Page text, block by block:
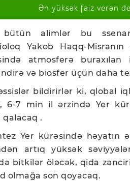
Ən yüksək faiz verən
alimlər bu
Yakob Haqq-
atmosferə
və biosfer üçün daha
bildirirlər ki, qlobal
6-7 min il ərzində Yer
qalacaq .
Yer kürəsində həyatın
artıq yüksək
bitkilər öləcək, qida
olmağa son qoyacaq.